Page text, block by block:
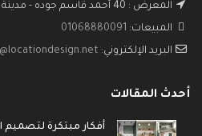
المعرض : 40 أحمد قاسم جوده - مدينة نصر
المبيعات: 01068880091
البريد الإلكتروني:
أحدث المقالات